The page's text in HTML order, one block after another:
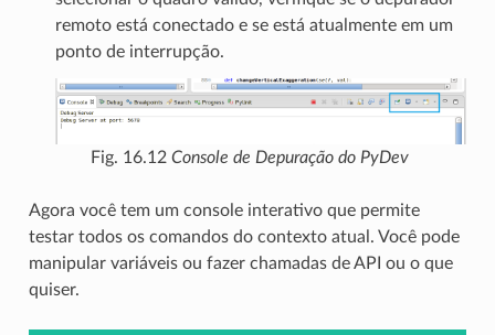
remoto está conectado e se está atualmente em um
ponto de interrupção.
Fig. 16.12 Console de Depuração do PyDev
Agora você tem um console interativo que permite
testar todos os comandos do contexto atual. Você pode
manipular variáveis ​​ou fazer chamadas de API ou o que
quiser.